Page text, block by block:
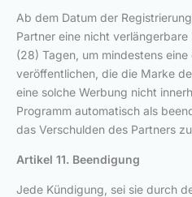
Ab dem Datum der
Partner eine nicht
(28) Tagen, um mindestens
veröffentlichen, die die Marke
eine solche Werbung nicht
Programm automatisch als
das Verschulden des Partners
Artikel 11. Beendigung
Jede Kündigung, sei sie durch